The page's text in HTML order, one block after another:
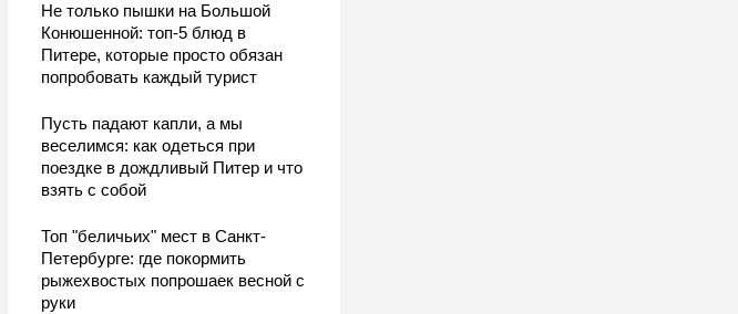
Не только пышки на Большой
Конюшенной: топ-5 блюд в
Питере, которые просто обязан
попробовать каждый турист
Пусть падают капли, а мы
веселимся: как одеться при
поездке в дождливый Питер и что
взять с собой
Топ "беличьих" мест в Санкт-
Петербурге: где покормить
рыжехвостых попрошаек весной с
руки